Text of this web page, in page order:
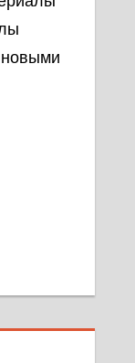
новыми